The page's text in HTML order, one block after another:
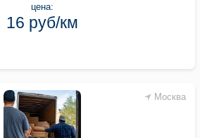
цена:
16 руб/км
Москва